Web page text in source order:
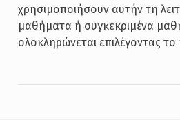
χρησιμοποιήσουν αυτήν τη
μαθήματα ή συγκεκριμένα
ολοκληρώνεται επιλέγοντας